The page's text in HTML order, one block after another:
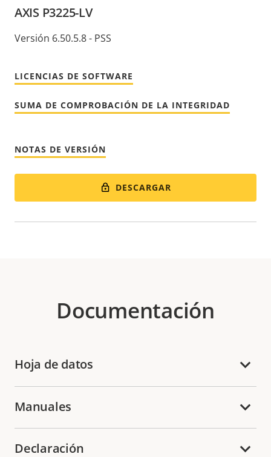
AXIS P3225-LV
Versión 6.50.5.8 - PSS
LICENCIAS DE SOFTWARE
SUMA DE COMPROBACIÓN DE LA INTEGRIDAD
NOTAS DE VERSIÓN
DESCARGAR
Documentación
Hoja de datos
Manuales
Declaración